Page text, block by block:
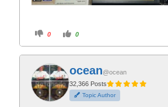
C
i
k
f
o
r
t
h
u
m
0
C
i
k
o
r
t
h
u
m
0
ocean@ocean
32,366 Posts
Topic Author